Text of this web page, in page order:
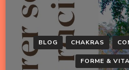
BLOG CHAKRAS
FORME &